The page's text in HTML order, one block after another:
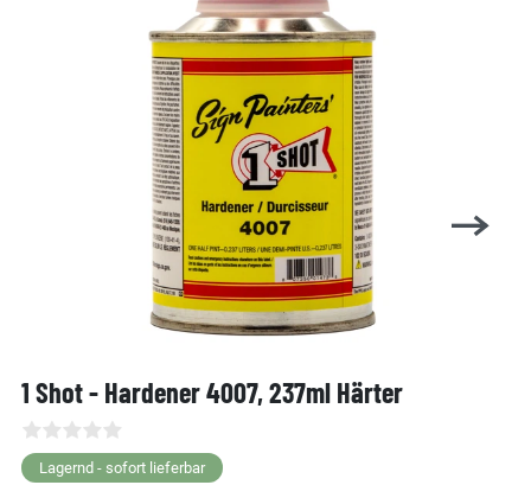
1 Shot - Hardener 4007, 237ml Härter
Lagernd - sofort lieferbar